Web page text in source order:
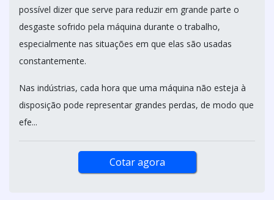
possível dizer que serve para reduzir em grande parte o
desgaste sofrido pela máquina durante o trabalho,
especialmente nas situações em que elas são usadas
constantemente.
Nas indústrias, cada hora que uma máquina não esteja à
disposição pode representar grandes perdas, de modo que
efe...
Cotar agora